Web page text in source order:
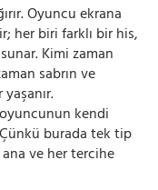
Oyuncu ekrana
her biri farklı bir his,
Kimi zaman
sabrın ve
kendi
burada tek tip
ve her tercihe